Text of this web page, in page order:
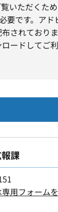
いただくため
要です。アド
されておりま
ードしてご
課
用フォーム